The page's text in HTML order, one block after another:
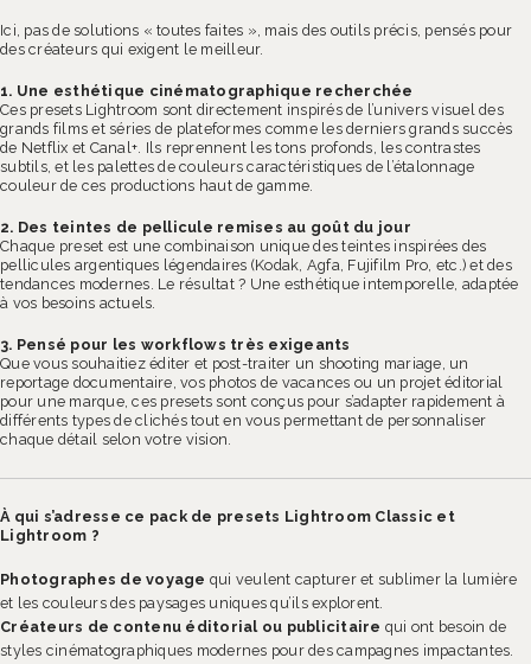
Ici, pas de solutions « toutes faites », mais des outils précis, pensés pour
des créateurs qui exigent le meilleur.
1. Une esthétique cinématographique recherchée
Ces presets Lightroom sont directement inspirés de l’univers visuel des
grands films et séries de plateformes comme les derniers grands succès
de Netflix et Canal+. Ils reprennent les tons profonds, les contrastes
subtils, et les palettes de couleurs caractéristiques de l’étalonnage
couleur de ces productions haut de gamme.
2. Des teintes de pellicule remises au goût du jour
Chaque preset est une combinaison unique des teintes inspirées des
pellicules argentiques légendaires (Kodak, Agfa, Fujifilm Pro, etc.) et des
tendances modernes. Le résultat ? Une esthétique intemporelle, adaptée
à vos besoins actuels.
3. Pensé pour les workflows très exigeants
Que vous souhaitiez éditer et post-traiter un shooting mariage, un
reportage documentaire, vos photos de vacances ou un projet éditorial
pour une marque, ces presets sont conçus pour s’adapter rapidement à
différents types de clichés tout en vous permettant de personnaliser
chaque détail selon votre vision.
À qui s’adresse ce pack de presets Lightroom Classic et
Lightroom ?
Photographes de voyage qui veulent capturer et sublimer la lumière
et les couleurs des paysages uniques qu’ils explorent.
Créateurs de contenu éditorial ou publicitaire qui ont besoin de
styles cinématographiques modernes pour des campagnes impactantes.